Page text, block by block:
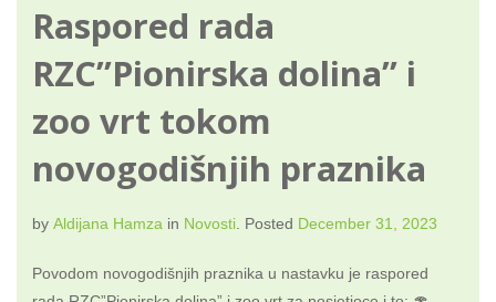
Raspored rada
RZC”Pionirska dolina” i
zoo vrt tokom
novogodišnjih praznika
by Aldijana Hamza in Novosti Posted December 31, 2023
Povodom novogodišnjih praznika u nastavku je raspored